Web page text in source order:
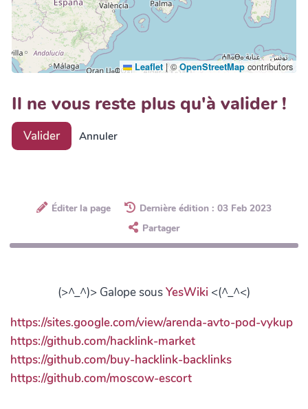
Leaflet |©OpenStreetMap contributors
Il ne vous reste plus qu'à valider !
Valider Annuler
Éditer la page
Dernière édition : 03 Feb 2023
Partager
(>^_^)> Galope sousYesWiki <(^_^<)
https://sites.google.com/view/arenda-avto-pod-vykup
https://github.com/hacklink-market
https://github.com/buy-hacklink-backlinks
https://github.com/moscow-escort